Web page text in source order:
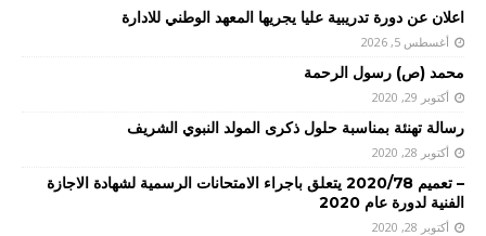
اعلان عن دورة تدريبية عليا يجريها المعهد الوطني للادارة
أغسطس 5, 2026
محمد (ص) رسول الرحمة
أكتوبر 29, 2020
رسالة تهنئة بمناسبة حلول ذكرى المولد النبوي الشريف
أكتوبر 28, 2020
– تعميم 2020/78 يتعلق باجراء الامتحانات الرسمية لشهادة الاجازة
الفنية لدورة عام 2020
أكتوبر 28, 2020